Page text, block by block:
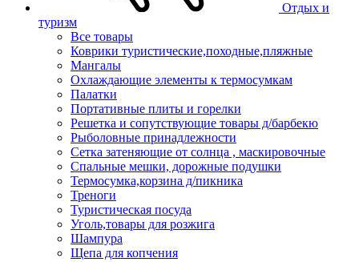
Отдых и
туризм
Все товары
Коврики туристические,походные,пляжные
Мангалы
Охлаждающие элементы к термосумкам
Палатки
Портативные плиты и горелки
Решетка и сопутствующие товары д/барбекю
Рыболовные принадлежности
Сетка затеняющие от солнца , маскировочные
Спальные мешки, дорожные подушки
Термосумка,корзина д/пикника
Треноги
Туристическая посуда
Уголь,товары для розжига
Шампура
Щепа для копчения